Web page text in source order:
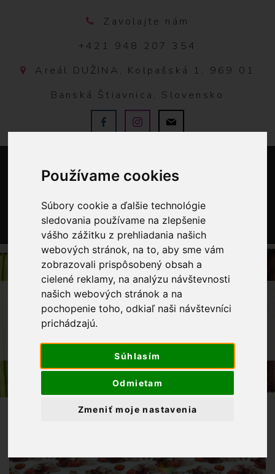
Používame cookies
Súbory cookie a ďalšie technológie
sledovania používame na zlepšenie
vášho zážitku z prehliadania našich
webových stránok, na to, aby sme vám
zobrazovali prispôsobený obsah a
cielené reklamy, na analýzu návštevnosti
našich webových stránok a na
pochopenie toho, odkiaľ naši návštevníci
prichádzajú.
Súhlasím
Odmietam
Zmeniť moje nastavenia
Zavolajte nám
+421 948 207 354
Areál DUŽINA, Kolpašská 1, 969 01
Banská Štiavnica, Slovensko
0
OBCHOD LÁTKY METRÁŽ